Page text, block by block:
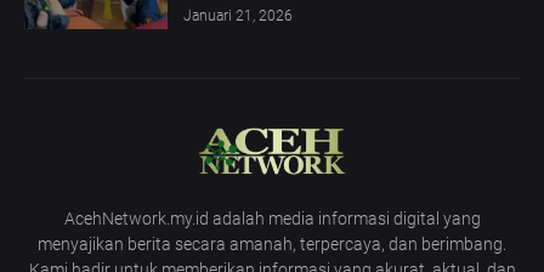
Januari 21, 2026
AcehNetwork.my.id adalah media informasi digital yang
menyajikan berita secara amanah, terpercaya, dan berimbang.